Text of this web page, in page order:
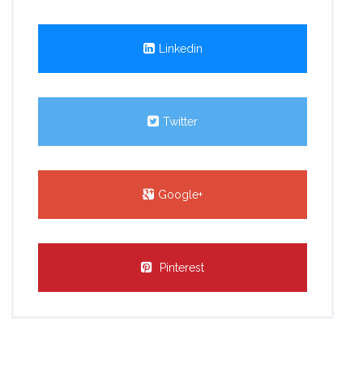
Linkedin
Twitter
Google+
Pinterest